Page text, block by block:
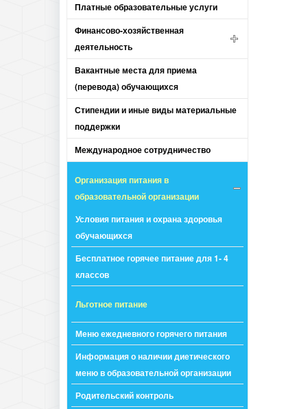
Платные образовательные услуги
Финансово-хозяйственная
деятельность
Вакантные места для приема
(перевода) обучающихся
Стипендии и иные виды материальные
поддержки
Международное сотрудничество
Организация питания в
образовательной организации
Условия питания и охрана здоровья
обучающихся
Бесплатное горячее питание для 1- 4
классов
Льготное питание
Меню ежедневного горячего питания
Информация о наличии диетического
меню в образовательной организации
Родительский контроль